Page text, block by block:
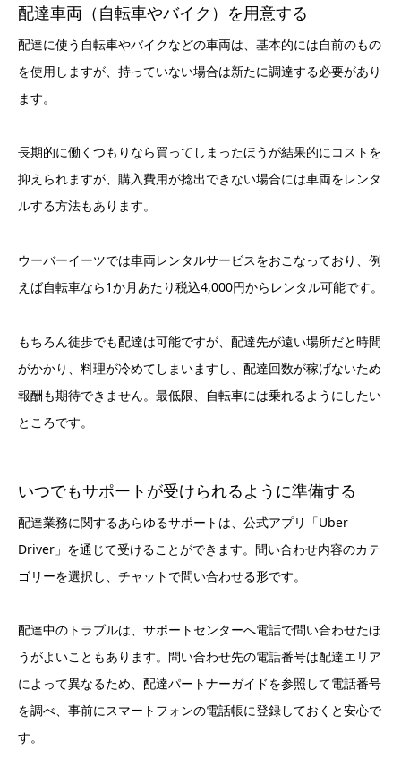
配達車両（自転車やバイク）を用意する
配達に使う自転車やバイクなどの車両は、基本的には自前のもの
を使用しますが、持っていない場合は新たに調達する必要があり
ます。
長期的に働くつもりなら買ってしまったほうが結果的にコストを
抑えられますが、購入費用が捻出できない場合には車両をレンタ
ルする方法もあります。
ウーバーイーツでは車両レンタルサービスをおこなっており、例
えば自転車なら1か月あたり税込4,000円からレンタル可能です。
もちろん徒歩でも配達は可能ですが、配達先が遠い場所だと時間
がかかり、料理が冷めてしまいますし、配達回数が稼げないため
報酬も期待できません。最低限、自転車には乗れるようにしたい
ところです。
いつでもサポートが受けられるように準備する
配達業務に関するあらゆるサポートは、公式アプリ「Uber
Driver」を通じて受けることができます。問い合わせ内容のカテ
ゴリーを選択し、チャットで問い合わせる形です。
配達中のトラブルは、サポートセンターへ電話で問い合わせたほ
うがよいこともあります。問い合わせ先の電話番号は配達エリア
によって異なるため、配達パートナーガイドを参照して電話番号
を調べ、事前にスマートフォンの電話帳に登録しておくと安心で
す。